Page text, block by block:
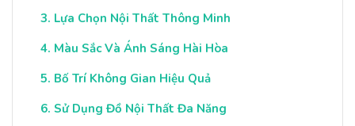
Lựa Chọn Nội Thất Thông Minh
Màu Sắc Và Ánh Sáng Hài Hòa
Bố Trí Không Gian Hiệu Quả
Sử Dụng Đồ Nội Thất Đa Năng